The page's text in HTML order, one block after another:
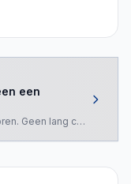
een
Geen lang contract